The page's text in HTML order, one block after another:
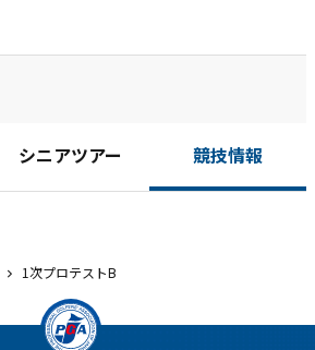
シニアツアー 競技情報
1次プロテストB